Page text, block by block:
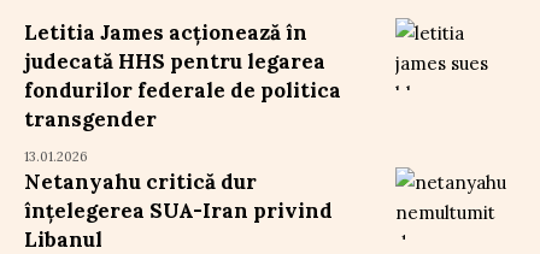
Letitia James acționează în
judecată HHS pentru legarea
fondurilor federale de politica
transgender
13.01.2026
Netanyahu critică dur
înțelegerea SUA-Iran privind
Libanul